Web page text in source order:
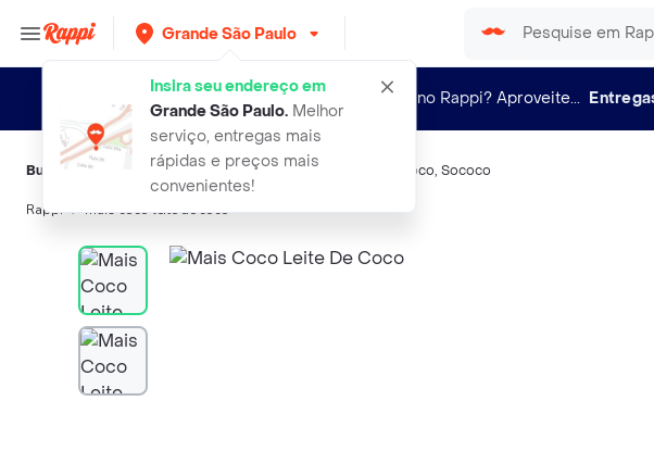
Grande São Paulo
Insira seu endereço em
Grande São Paulo.Melhor
serviço, entregas mais
rápidas e preços mais
convenientes!
Novo no Rappi? Aproveite...
Buscas relacionadas:Especiais,Mais Coco,Ducoco Qualicôco, Sococo
Rappi mais coco leite de coco